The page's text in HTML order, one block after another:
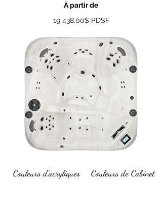
À partir de
19 438.00$ PDSF
Couleurs d'acryliques Couleurs de Cabinet